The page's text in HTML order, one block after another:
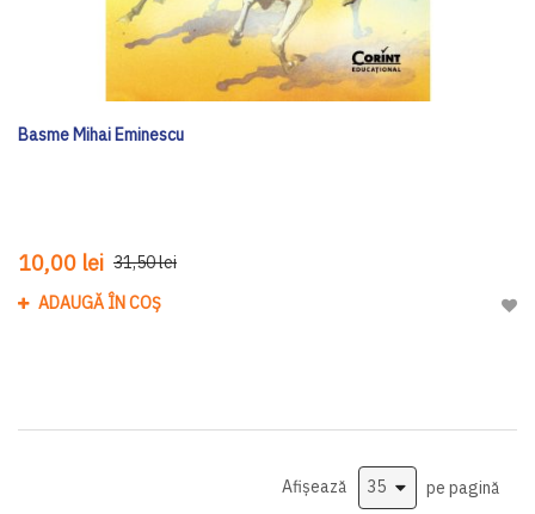
Basme Mihai Eminescu
10,00 lei 31,50 lei
ADAUGĂ ÎN COȘ
Afișează pe pagină